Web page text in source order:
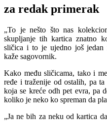
za redak primerak
„To je nešto što nas
skupljanje tih kartica znatno
sličica i to je ujedno još jedan
kaže sagovornik.
Kako među sličicama, tako i
ređe i traženije od ostalih, pa
koja se kreće odh pet evra, pa
koliko je neko ko spreman da
„Ja ne bih za neku od kartica